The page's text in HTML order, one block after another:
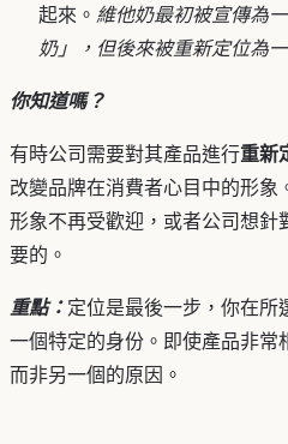
起來。 維他奶最初被宣傳為
奶」，但後來被重新定位為
你知道嗎？
有時公司需要對其產品進行重新
改變品牌在消費者心目中的形象
形象不再受歡迎，或者公司想針
要的。
重點： 定位是最後一步，你在所
一個特定的身份。即使產品非常
而非另一個的原因。